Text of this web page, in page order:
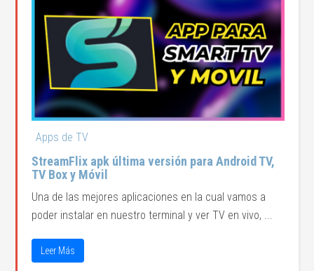
Apps de TV
StreamFlix apk última versión para Android TV,
TV Box y Móvil
Una de las mejores aplicaciones en la cual vamos a
poder instalar en nuestro terminal y ver TV en vivo, ...
Leer Más